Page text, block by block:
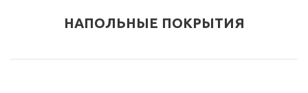
НАПОЛЬНЫЕ ПОКРЫТИЯ